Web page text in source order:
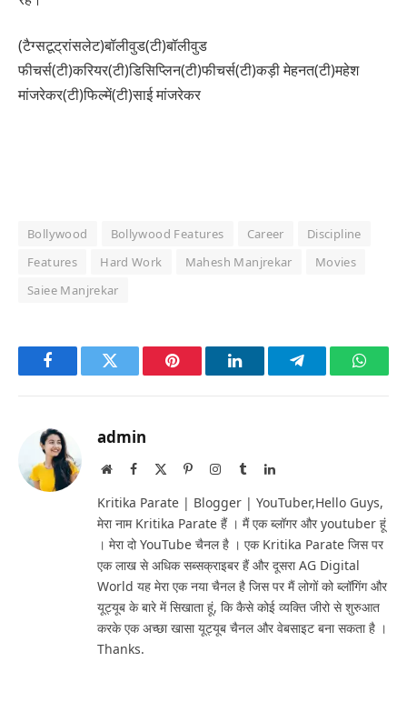
(टैग्सटूट्रांसलेट)बॉलीवुड(टी)बॉलीवुड
फीचर्स(टी)करियर(टी)डिसिप्लिन(टी)फीचर्स(टी)कड़ी मेहनत(टी)महेश
मांजरेकर(टी)फिल्में(टी)साई मांजरेकर
Bollywood Bollywood Features Career
Discipline
Features
Hard Work Mahesh Manjrekar
Movies
Saiee Manjrekar
FacebookTwitter Pinterest LinkedInTelegram
admin
WebsiteFacebook PinterestInstagram
TumblrLinkedIn
Kritika Parate | Blogger | YouTuber,Hello Guys,
मेरा नाम Kritika Parate हैं । मैं एक ब्लॉगर और youtuber हूं
। मेरा दो YouTube चैनल है । एक Kritika Parate जिस पर
एक लाख से अधिक सब्सक्राइबर हैं और दूसरा AG Digital
World यह मेरा एक नया चैनल है जिस पर मैं लोगों को ब्लॉगिंग और
यूट्यूब के बारे में सिखाता हूं, कि कैसे कोई व्यक्ति जीरो से शुरुआत
करके एक अच्छा खासा यूट्यूब चैनल और वेबसाइट बना सकता है ।
Thanks.